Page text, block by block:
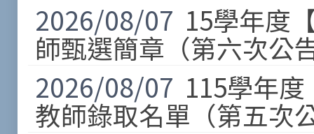
2026/08/07 15學年度
師甄選簡章（第六次公
2026/08/07 115學年
教師錄取名單（第五次